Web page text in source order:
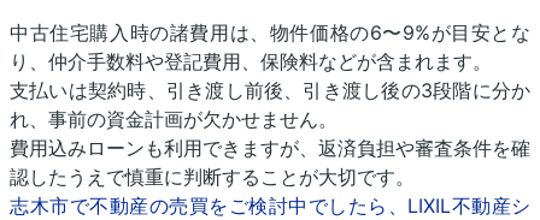
中古住宅購入時の諸費用は、物件価格の6〜9%が目安とな
り、仲介手数料や登記費用、保険料などが含まれます。
支払いは契約時、引き渡し前後、引き渡し後の3段階に分か
れ、事前の資金計画が欠かせません。
費用込みローンも利用できますが、返済負担や審査条件を確
認したうえで慎重に判断することが大切です。
志木市で不動産の売買をご検討中でしたら、LIXIL不動産シ